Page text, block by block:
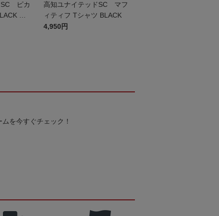
SC ピカ
キ
高知ユナイテッドSC マフ
ィティフ Tシャツ BLACK
4,950円
を今すぐチェック！